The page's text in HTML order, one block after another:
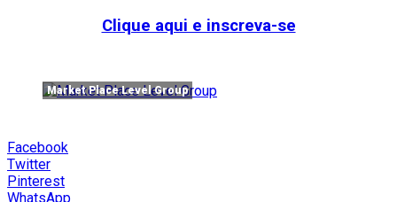
Clique aqui e inscreva-se
Market Place Level Group
Facebook
Twitter
Pinterest
WhatsApp